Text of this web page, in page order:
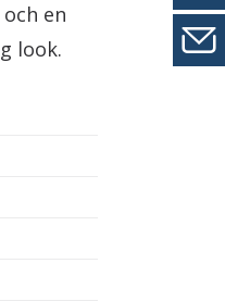
en
look.